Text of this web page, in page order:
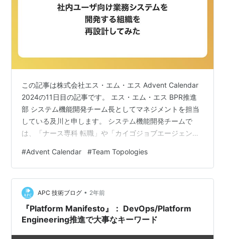
この記事は株式会社エス・エム・エス Advent Calendar
2024の11日目の記事です。 エス・エム・エス BPR推進
部 システム機能開発チーム長としてマネジメントを担当
している及川と申します。 システム機能開発チームで
は、「ナース専科 転職」や「カイゴジョブエージェン
に向けた社内業務システムを提供しています。 本記事で
は組織のケイパビリティ向上を目指し、Team
Topologies という考え方を軸として、開発体制の再設計
を実現した事例をお話しします。 なぜ再設計したのか 以
下の図は再設計前の開発体制を表しています。この時の
体制は…
#Advent Calendar #Team Topologies
APC 技術ブログ • 2年前
『Platform Manifesto』： DevOps/Platform
Engineering推進で大事なキーワード